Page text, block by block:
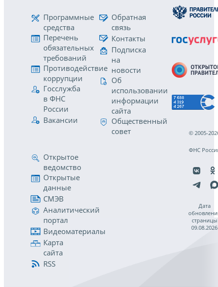
Программные
средства
Перечень
обязательных
требований
Противодействие
коррупции
Госслужба
в ФНС
России
Вакансии
Обратная
связь
Контакты
Подписка
на
новости
Об
использовании
информации
сайта
Общественный
совет
Открытое
ведомство
Открытые
данные
СМЭВ
Аналитический
портал
Видеоматериалы
Карта
сайта
RSS
© 2005-
ФНС
Дата
страницы
09.08.2026